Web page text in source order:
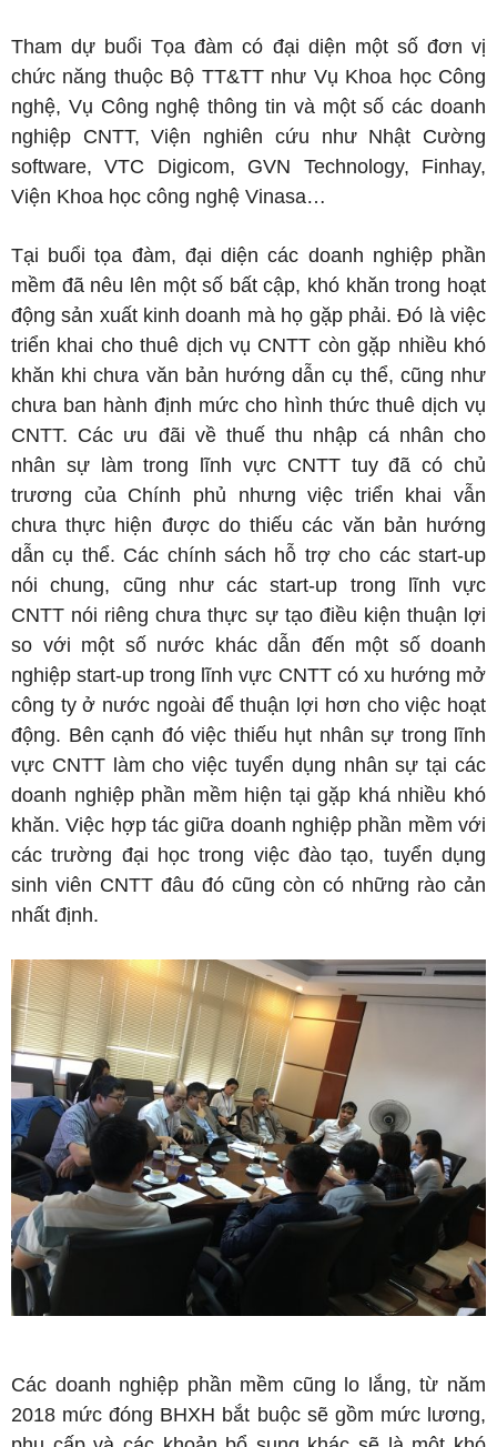
Tham dự buổi Tọa đàm có đại diện một số đơn vị
chức năng thuộc Bộ TT&TT như Vụ Khoa học Công
nghệ, Vụ Công nghệ thông tin và một số các doanh
nghiệp CNTT, Viện nghiên cứu như Nhật Cường
software, VTC Digicom, GVN Technology, Finhay,
Viện Khoa học công nghệ Vinasa…
Tại buổi tọa đàm, đại diện các doanh nghiệp phần
mềm đã nêu lên một số bất cập, khó khăn trong hoạt
động sản xuất kinh doanh mà họ gặp phải. Đó là việc
triển khai cho thuê dịch vụ CNTT còn gặp nhiều khó
khăn khi chưa văn bản hướng dẫn cụ thể, cũng như
chưa ban hành định mức cho hình thức thuê dịch vụ
CNTT. Các ưu đãi về thuế thu nhập cá nhân cho
nhân sự làm trong lĩnh vực CNTT tuy đã có chủ
trương của Chính phủ nhưng việc triển khai vẫn
chưa thực hiện được do thiếu các văn bản hướng
dẫn cụ thể. Các chính sách hỗ trợ cho các start-up
nói chung, cũng như các start-up trong lĩnh vực
CNTT nói riêng chưa thực sự tạo điều kiện thuận lợi
so với một số nước khác dẫn đến một số doanh
nghiệp start-up trong lĩnh vực CNTT có xu hướng mở
công ty ở nước ngoài để thuận lợi hơn cho việc hoạt
động. Bên cạnh đó việc thiếu hụt nhân sự trong lĩnh
vực CNTT làm cho việc tuyển dụng nhân sự tại các
doanh nghiệp phần mềm hiện tại gặp khá nhiều khó
khăn. Việc hợp tác giữa doanh nghiệp phần mềm với
các trường đại học trong việc đào tạo, tuyển dụng
sinh viên CNTT đâu đó cũng còn có những rào cản
nhất định.
Các doanh nghiệp phần mềm cũng lo lắng, từ năm
2018 mức đóng BHXH bắt buộc sẽ gồm mức lương,